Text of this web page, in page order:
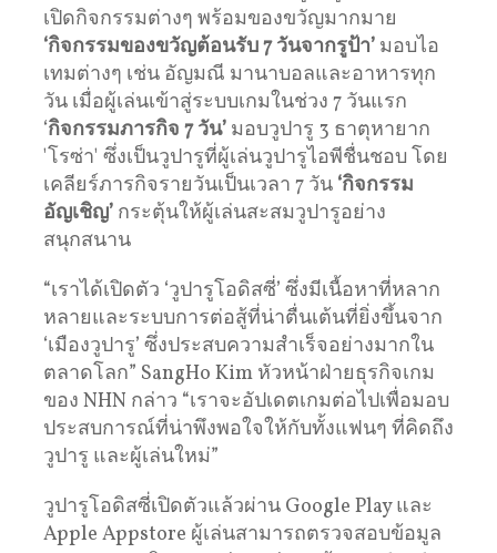
เปิดกิจกรรมต่างๆ พร้อมของขวัญมากมาย
‘กิจกรรมของขวัญต้อนรับ 7 วันจากรูป้า’ มอบไอ
เทมต่างๆ เช่น อัญมณี มานาบอลและอาหารทุก
วัน เมื่อผู้เล่นเข้าสู่ระบบเกมในช่วง 7 วันแรก
‘กิจกรรมภารกิจ 7 วัน’ มอบวูปารู 3 ธาตุหายาก
'โรซ่า' ซึ่งเป็นวูปารูที่ผู้เล่นวูปารูไอพีชื่นชอบ โดย
เคลียร์ภารกิจรายวันเป็นเวลา 7 วัน ‘กิจกรรม
อัญเชิญ’ กระตุ้นให้ผู้เล่นสะสมวูปารูอย่าง
สนุกสนาน
“เราได้เปิดตัว ‘วูปารูโอดิสซี่’ ซึ่งมีเนื้อหาที่หลาก
หลายและระบบการต่อสู้ที่น่าตื่นเต้นที่ยิ่งขึ้นจาก
‘เมืองวูปารู’ ซึ่งประสบความสําเร็จอย่างมากใน
ตลาดโลก” SangHo Kim หัวหน้าฝ่ายธุรกิจเกม
ของ NHN กล่าว “เราจะอัปเดตเกมต่อไปเพื่อมอบ
ประสบการณ์ที่น่าพึงพอใจให้กับทั้งแฟนๆ ที่คิดถึง
วูปารู และผู้เล่นใหม่”
วูปารูโอดิสซี่เปิดตัวแล้วผ่าน Google Play และ
Apple Appstore ผู้เล่นสามารถตรวจสอบข้อมูล